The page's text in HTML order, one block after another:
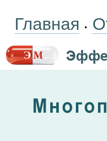
Главная •